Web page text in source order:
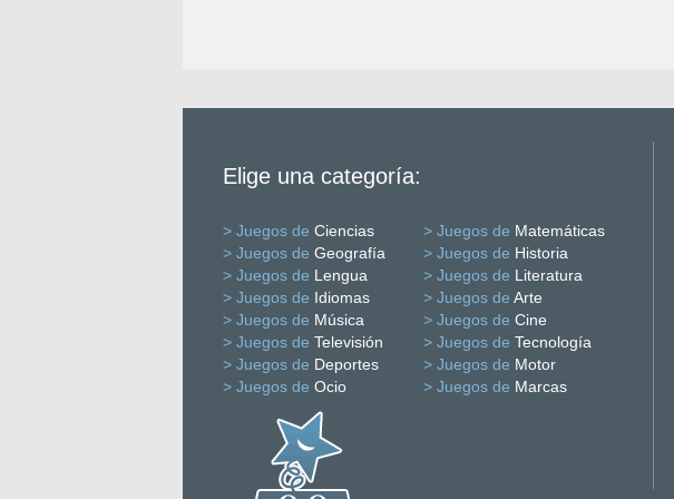
Elige una categoría:
> Juegos de Ciencias > Juegos de Matemáticas
> Juegos de Geografía > Juegos de Historia
> Juegos de Lengua > Juegos de Literatura
> Juegos de Idiomas > Juegos de Arte
> Juegos de Música > Juegos de Cine
> Juegos de Televisión > Juegos de Tecnología
> Juegos de Deportes > Juegos de Motor
> Juegos de Ocio > Juegos de Marcas